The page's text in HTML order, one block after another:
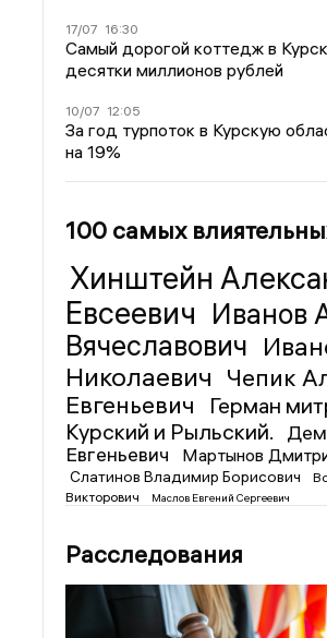
17/07 16:30
Самый дорогой коттедж в
десятки миллионов рублей
10/07 12:05
За год турпоток в Курскую
на 19%
100 самых
Хинштейн
Евсеевич Иванов
Вячеславович
Николаевич Чепик
Евгеньевич
Герман
Курский и Рыльский.
Евгеньевич
Мартынов
Слатинов Владимир Борисович
Викторович
Маслов Евгений Сергеевич
Расследования